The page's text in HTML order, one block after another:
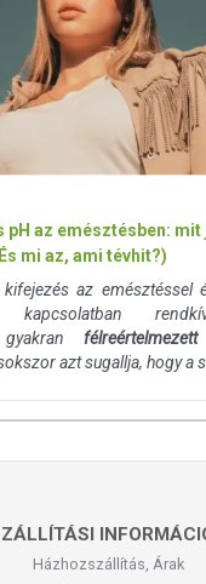
pH az emésztésben: mit
mi az, ami tévhit?)
kifejezés az emésztéssel
kapcsolatban
gyakran
azt sugallja, hogy a
Házhozszállítás, Árak